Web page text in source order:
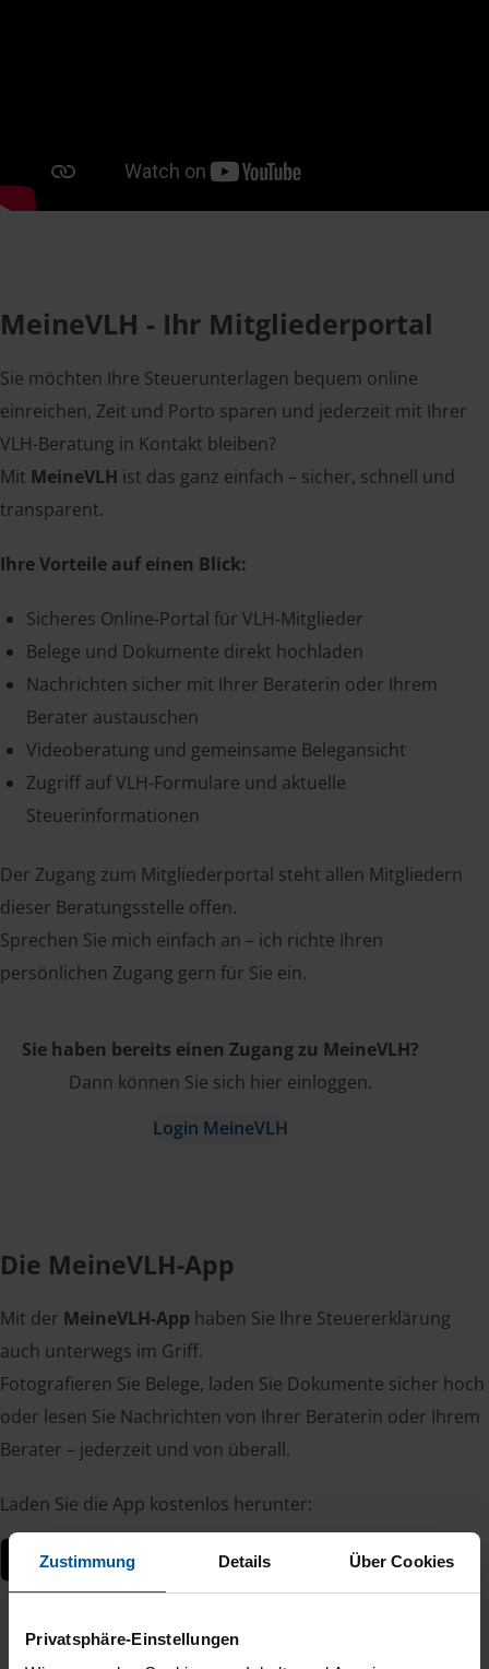
Zustimmung Details Über Cookies
Privatsphäre-Einstellungen
MeineVLH - Ihr Mitgliederportal
Sie möchten Ihre Steuerunterlagen bequem online
einreichen, Zeit und Porto sparen und jederzeit mit Ihrer
VLH-Beratung in Kontakt bleiben?
Mit MeineVLH ist das ganz einfach – sicher, schnell und
transparent.
Ihre Vorteile auf einen Blick:
Sicheres Online-Portal für VLH-Mitglieder
Belege und Dokumente direkt hochladen
Nachrichten sicher mit Ihrer Beraterin oder Ihrem
Berater austauschen
Videoberatung und gemeinsame Belegansicht
Zugriff auf VLH-Formulare und aktuelle
Steuerinformationen
Der Zugang zum Mitgliederportal steht allen Mitgliedern
dieser Beratungsstelle offen.
Sprechen Sie mich einfach an – ich richte Ihren
persönlichen Zugang gern für Sie ein.
Sie haben bereits einen Zugang zu MeineVLH?
Dann können Sie sich hier einloggen.
Login MeineVLH
Die MeineVLH-App
Mit der MeineVLH-App haben Sie Ihre Steuererklärung
auch unterwegs im Griff.
Fotografieren Sie Belege, laden Sie Dokumente sicher hoch
oder lesen Sie Nachrichten von Ihrer Beraterin oder Ihrem
Berater – jederzeit und von überall.
Laden Sie die App kostenlos herunter: